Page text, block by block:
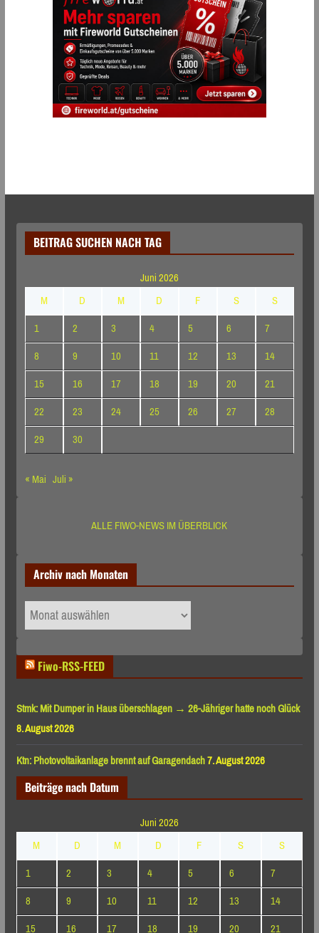
BEITRAG SUCHEN NACH TAG
Juni 2026
M
D M D F S
S
1
2 3 4 5 6
7
8
9 10 11 12 13
14
15
16 17 18 19 20
21
22
23 24 25 26 27
28
29
30
« Mai Juli »
ALLE FIWO-NEWS IM ÜBERBLICK
Archiv nach Monaten
Archiv
nach
Fiwo-RSS-FEED
Stmk: Mit Dumper in Haus überschlagen → 26-Jähriger hatte noch Glück
8. August 2026
Ktn: Photovoltaikanlage brennt auf Garagendach7. August 2026
Beiträge nach Datum
Juni 2026
M
D M D F S
S
1
2 3 4 5 6
7
8
9 10 11 12 13
14
15
16 17 18 19 20 21